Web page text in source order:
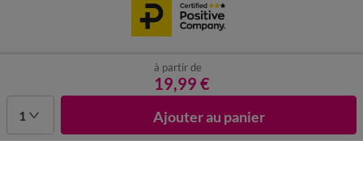
à partir de
19,99 €
1 Ajouter au panier
Données personnelles